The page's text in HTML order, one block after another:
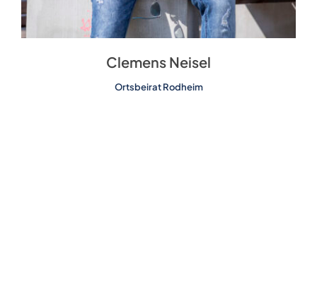
Clemens Neisel
Ortsbeirat Rodheim